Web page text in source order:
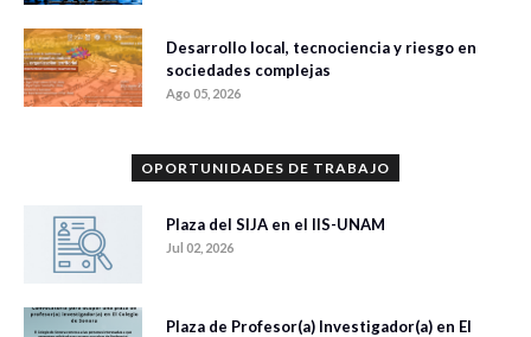
Desarrollo local, tecnociencia y riesgo en
sociedades complejas
Ago 05, 2026
OPORTUNIDADES DE TRABAJO
Plaza del SIJA en el IIS-UNAM
Jul 02, 2026
Plaza de Profesor(a) Investigador(a) en El